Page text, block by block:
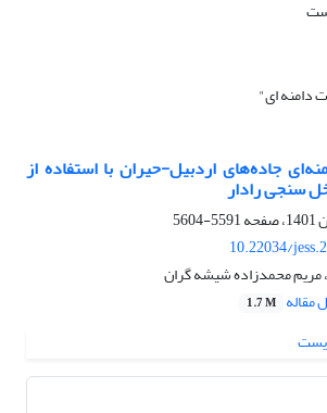
دامنه ای"
جاده‌های اردبیل-حیران با استفاده از
سنجی رادار
5591-5604
10.22034/
مریم محمدزاده شیشه گران
مقاله 1.7 M